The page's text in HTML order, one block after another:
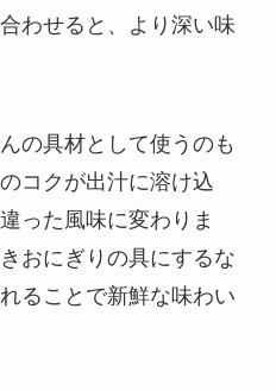
わせると、より深い味
の具材として使うのも
コクが出汁に溶け込
った風味に変わりま
おにぎりの具にするな
ることで新鮮な味わい